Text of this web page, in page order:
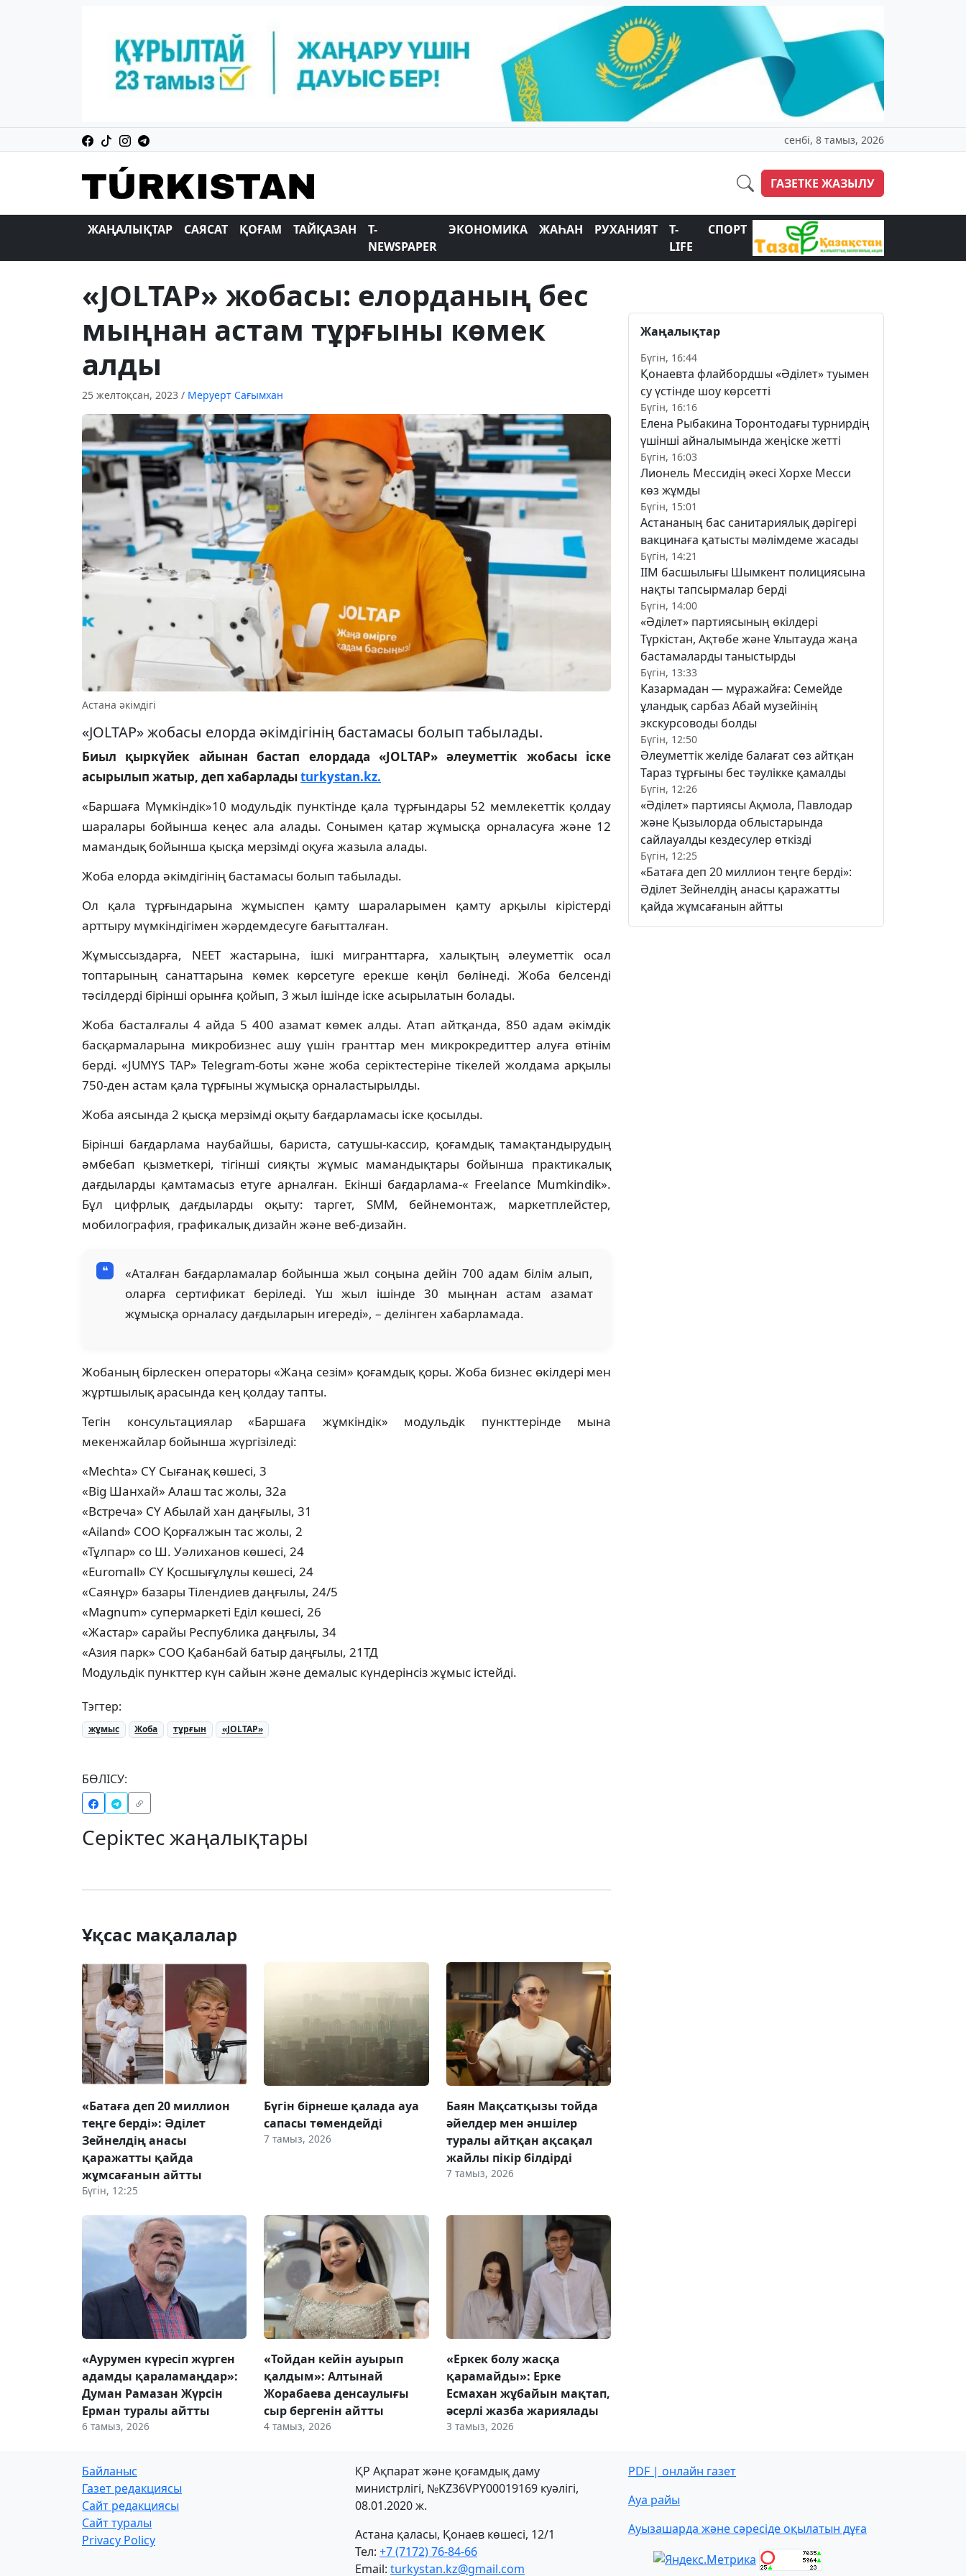
сенбі, 8 тамыз, 2026
ГАЗЕТКЕ ЖАЗЫЛУ
ЖАҢАЛЫҚТАР САЯСАТ ҚОҒАМ ТАЙҚАЗАН
T-
NEWSPAPER
ЭКОНОМИКА ЖАҺАН РУХАНИЯТ
T-
LIFE
СПОРТ
«JOLTAP» жобасы: елорданың бес
мыңнан астам тұрғыны көмек
алды
25 желтоқсан, 2023 / Меруерт Сағымхан
Астана әкімдігі
«JOLTAP» жобасы елорда әкімдігінің бастамасы болып табылады.
Биыл қыркүйек айынан бастап елордада «JOLTAP» әлеуметтік жобасы іске
асырылып жатыр, деп хабарладыturkystan.kz.
«Баршаға Мүмкіндік»10 модульдік пунктінде қала тұрғындары 52 мемлекеттік қолдау
шаралары бойынша кеңес ала алады. Сонымен қатар жұмысқа орналасуға және 12
мамандық бойынша қысқа мерзімді оқуға жазыла алады.
Жоба елорда әкімдігінің бастамасы болып табылады.
Ол қала тұрғындарына жұмыспен қамту шараларымен қамту арқылы кірістерді
арттыру мүмкіндігімен жәрдемдесуге бағытталған.
Жұмыссыздарға, NEET жастарына, ішкі мигранттарға, халықтың әлеуметтік осал
топтарының санаттарына көмек көрсетуге ерекше көңіл бөлінеді. Жоба белсенді
тәсілдерді бірінші орынға қойып, 3 жыл ішінде іске асырылатын болады.
Жоба басталғалы 4 айда 5 400 азамат көмек алды. Атап айтқанда, 850 адам әкімдік
басқармаларына микробизнес ашу үшін гранттар мен микрокредиттер алуға өтінім
берді. «JUMYS TAP» Telegram-боты және жоба серіктестеріне тікелей жолдама арқылы
750-ден астам қала тұрғыны жұмысқа орналастырылды.
Жоба аясында 2 қысқа мерзімді оқыту бағдарламасы іске қосылды.
Бірінші бағдарлама наубайшы, бариста, сатушы-кассир, қоғамдық тамақтандырудың
әмбебап қызметкері, тігінші сияқты жұмыс мамандықтары бойынша практикалық
дағдыларды қамтамасыз етуге арналған. Екінші бағдарлама-« Freelance Mumkindik».
Бұл цифрлық дағдыларды оқыту: таргет, SMM, бейнемонтаж, маркетплейстер,
мобилография, графикалық дизайн және веб-дизайн.
«Аталған бағдарламалар бойынша жыл соңына дейін 700 адам білім алып,
оларға сертификат беріледі. Үш жыл ішінде 30 мыңнан астам азамат
жұмысқа орналасу дағдыларын игереді», – делінген хабарламада.
Жобаның бірлескен операторы «Жаңа сезім» қоғамдық қоры. Жоба бизнес өкілдері мен
жұртшылық арасында кең қолдау тапты.
Тегін консультациялар «Баршаға жұмкіндік» модульдік пункттерінде мына
мекенжайлар бойынша жүргізіледі:
«Mechta» СҮ Сығанақ көшесі, 3
«Big Шанхай» Алаш тас жолы, 32а
«Встреча» СҮ Абылай хан даңғылы, 31
«Ailand» СОО Қорғалжын тас жолы, 2
«Тұлпар» со Ш. Уәлиханов көшесі, 24
«Euromall» СҮ Қосшығұлұлы көшесі, 24
«Саянұр» базары Тілендиев даңғылы, 24/5
«Magnum» супермаркеті Еділ көшесі, 26
«Жастар» сарайы Республика даңғылы, 34
«Азия парк» СОО Қабанбай батыр даңғылы, 21ТД
Модульдік пункттер күн сайын және демалыс күндерінсіз жұмыс істейді.
Тэгтер:
жұмыс Жоба тұрғын «JOLTAP»
БӨЛІСУ:
Серіктес жаңалықтары
Ұқсас мақалалар
«Батаға деп 20 миллион
теңге берді»: Әділет
Зейнелдің анасы
қаражатты қайда
жұмсағанын айтты
Бүгін, 12:25
Бүгін бірнеше қалада ауа
сапасы төмендейді
7 тамыз, 2026
Баян Мақсатқызы тойда
әйелдер мен әншілер
туралы айтқан ақсақал
жайлы пікір білдірді
7 тамыз, 2026
«Аурумен күресіп жүрген
адамды қараламаңдар»:
Думан Рамазан Жүрсін
Ерман туралы айтты
6 тамыз, 2026
«Тойдан кейін ауырып
қалдым»: Алтынай
Жорабаева денсаулығы
сыр бергенін айтты
4 тамыз, 2026
«Еркек болу жасқа
қарамайды»: Ерке
Есмахан жұбайын мақтап,
әсерлі жазба жариялады
3 тамыз, 2026
Жаңалықтар
Бүгін, 16:44
Қонаевта флайбордшы «Әділет» туымен
су үстінде шоу көрсетті
Бүгін, 16:16
Елена Рыбакина Торонтодағы турнирдің
үшінші айналымында жеңіске жетті
Бүгін, 16:03
Лионель Мессидің әкесі Хорхе Месси
көз жұмды
Бүгін, 15:01
Астананың бас санитариялық дәрігері
вакцинаға қатысты мәлімдеме жасады
Бүгін, 14:21
ІІМ басшылығы Шымкент полициясына
нақты тапсырмалар берді
Бүгін, 14:00
«Әділет» партиясының өкілдері
Түркістан, Ақтөбе және Ұлытауда жаңа
бастамаларды таныстырды
Бүгін, 13:33
Казармадан — мұражайға: Семейде
ұландық сарбаз Абай музейінің
экскурсоводы болды
Бүгін, 12:50
Әлеуметтік желіде балағат сөз айтқан
Тараз тұрғыны бес тәулікке қамалды
Бүгін, 12:26
«Әділет» партиясы Ақмола, Павлодар
және Қызылорда облыстарында
сайлауалды кездесулер өткізді
Бүгін, 12:25
«Батаға деп 20 миллион теңге берді»:
Әділет Зейнелдің анасы қаражатты
қайда жұмсағанын айтты
Байланыс
Газет редакциясы
Сайт редакциясы
Сайт туралы
Privacy Policy
ҚР Ақпарат және қоғамдық даму
министрлігі, №KZ36VPY00019169 куәлігі,
08.01.2020 ж.
Астана қаласы, Қонаев көшесі, 12/1
Тел: +7 (7172) 76-84-66
Email: turkystan.kz@gmail.com
PDF | онлайн газет
Ауа райы
Ауызашарда және сәресіде оқылатын дұға